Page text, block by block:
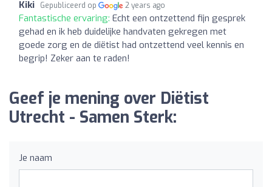
Kiki Gepubliceerd op 2 years ago
Fantastische ervaring: Echt een ontzettend fijn gesprek
gehad en ik heb duidelijke handvaten gekregen met
goede zorg en de diëtist had ontzettend veel kennis en
begrip! Zeker aan te raden!
Geef je mening over Diëtist
Utrecht - Samen Sterk:
Je naam